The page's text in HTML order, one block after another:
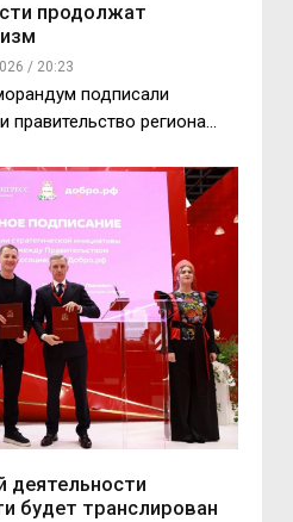
продолжат
/ 20:23
подписали
правительство региона…
деятельности
будет транслирован